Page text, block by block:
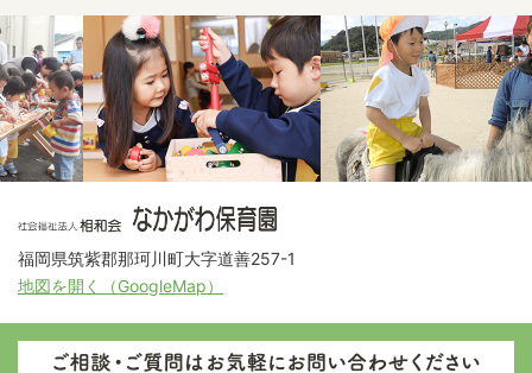
福岡県筑紫郡那珂川町大字道善257-1
地図を開く（GoogleMap）